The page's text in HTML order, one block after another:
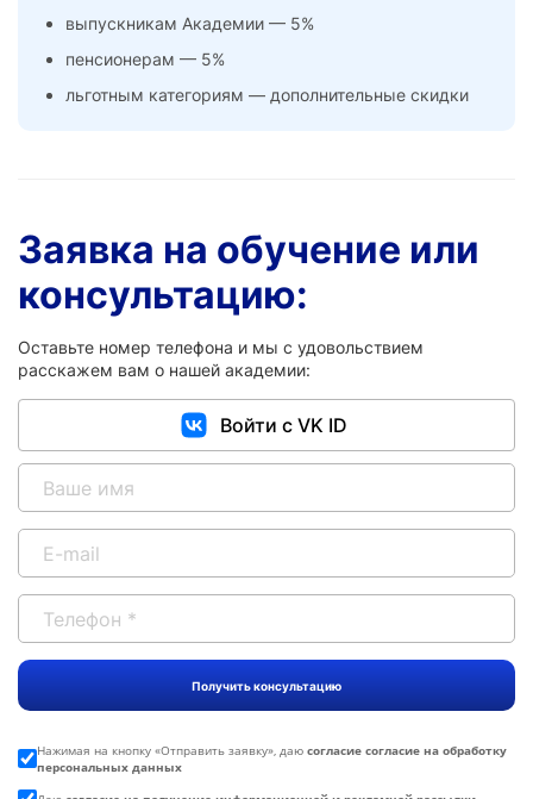
выпускникам Академии — 5%
пенсионерам — 5%
льготным категориям — дополнительные скидки
Заявка на обучение или
консультацию:
Оставьте номер телефона и мы с удовольствием
расскажем вам о нашей академии:
Войти с VK ID
Нажимая на кнопку «Отправить заявку», даю согласие согласие на обработку
персональных данных